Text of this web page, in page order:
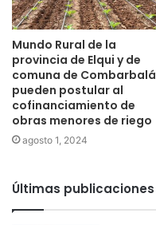
Mundo Rural de la
provincia de Elqui y de
comuna de Combarbalá
pueden postular al
cofinanciamiento de
obras menores de riego
agosto 1, 2024
Últimas publicaciones